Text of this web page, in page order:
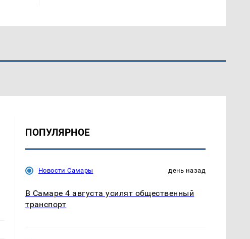
ПОПУЛЯРНОЕ
Новости Самары день назад
В Самаре 4 августа усилят общественный
транспорт